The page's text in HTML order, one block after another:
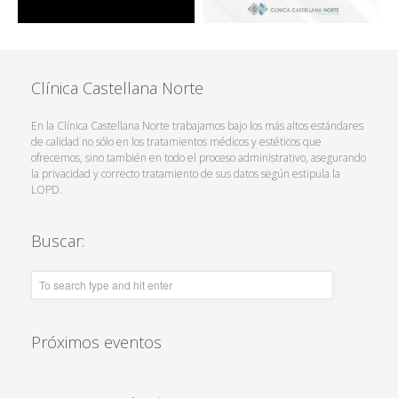
Clínica Castellana Norte
En la Clínica Castellana Norte trabajamos bajo los más altos estándares
de calidad no sólo en los tratamientos médicos y estéticos que
ofrecemos, sino también en todo el proceso administrativo, asegurando
la privacidad y correcto tratamiento de sus datos según estipula la
LOPD.
Buscar:
Próximos eventos